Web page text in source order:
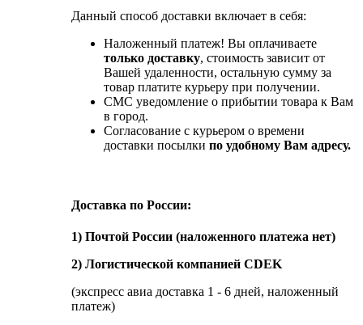
Данный способ доставки включает в себя:
Наложенный платеж! Вы оплачиваете
только доставку, стоимость зависит от
Вашей удаленности, остальную сумму за
товар платите курьеру при получении.
СМС уведомление о прибытии товара к Вам
в город.
Согласование с курьером о времени
доставки посылки по удобному Вам адресу.
Доставка по России:
1) Почтой России (наложенного платежа нет)
2) Логистической компанией CDEK
(экспресс авиа доставка 1 - 6 дней, наложенный
платеж)